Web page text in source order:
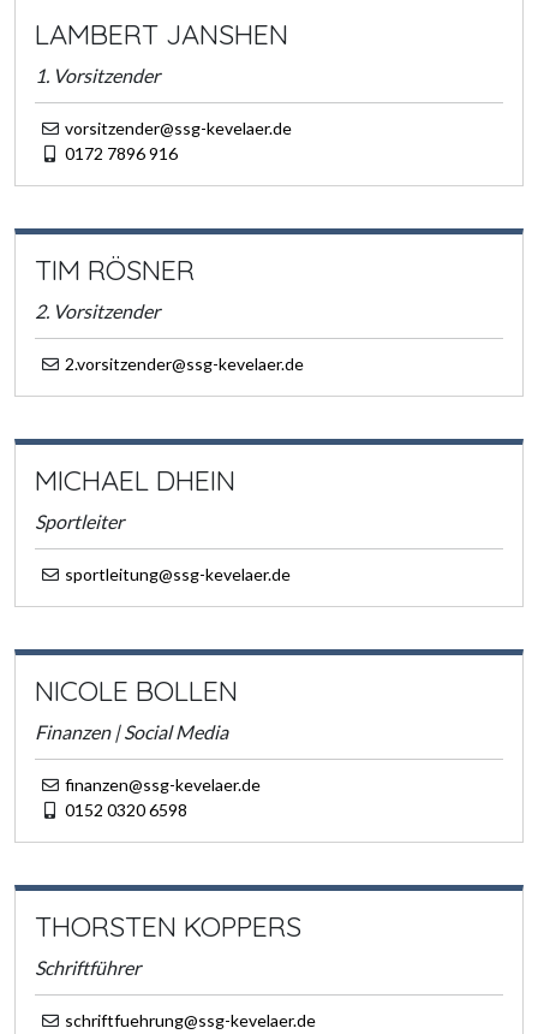
LAMBERT JANSHEN
1. Vorsitzender
vorsitzender@ssg-kevelaer.de
0172 7896 916
TIM RÖSNER
2. Vorsitzender
2.vorsitzender@ssg-kevelaer.de
MICHAEL DHEIN
Sportleiter
sportleitung@ssg-kevelaer.de
NICOLE BOLLEN
Finanzen | Social Media
finanzen@ssg-kevelaer.de
0152 0320 6598
THORSTEN KOPPERS
Schriftführer
schriftfuehrung@ssg-kevelaer.de